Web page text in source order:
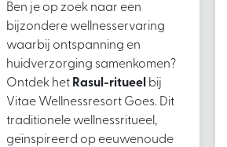
Ben je op zoek naar een
bijzondere wellnesservaring
waarbij ontspanning en
huidverzorging samenkomen?
Ontdek het Rasul-ritueel bij
Vitae Wellnessresort Goes. Dit
traditionele wellnessritueel,
geïnspireerd op eeuwenoude